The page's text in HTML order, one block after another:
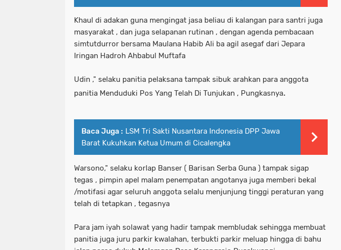
Khaul di adakan guna mengingat jasa beliau di kalangan para santri juga
masyarakat , dan juga selapanan rutinan , dengan agenda pembacaan
simtutdurror bersama Maulana Habib Ali ba agil asegaf dari Jepara
Iringan Hadroh Ahbabul Muftafa
Udin ," selaku panitia pelaksana tampak sibuk arahkan para anggota
panitia Menduduki Pos Yang Telah Di Tunjukan , Pungkasnya.
Baca Juga : LSM Tri Sakti Nusantara Indonesia DPP Jawa
Barat Kukuhkan Ketua Umum di Cicalengka
Warsono," selaku korlap Banser ( Barisan Serba Guna ) tampak sigap
tegas , pimpin apel malam penempatan angotanya juga memberi bekal
/motifasi agar seluruh anggota selalu menjunjung tinggi peraturan yang
telah di tetapkan , tegasnya
Para jam iyah solawat yang hadir tampak membludak sehingga membuat
panitia juga juru parkir kwalahan, terbukti parkir meluap hingga di bahu